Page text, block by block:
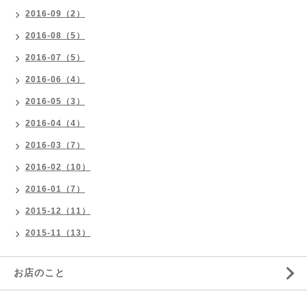
2016-09（2）
2016-08（5）
2016-07（5）
2016-06（4）
2016-05（3）
2016-04（4）
2016-03（7）
2016-02（10）
2016-01（7）
2015-12（11）
2015-11（13）
お店のこと